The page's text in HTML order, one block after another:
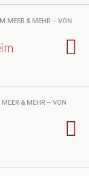
MEER & MEHR – VON
& MEHR – VON